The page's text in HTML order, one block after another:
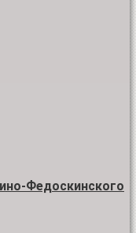
Федоскинского